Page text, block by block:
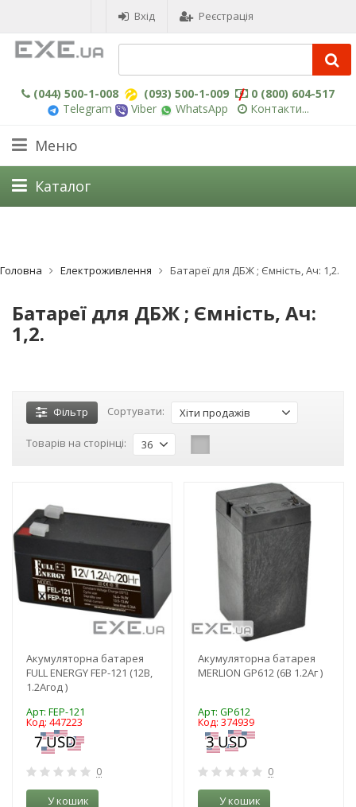
Вхід Реєстрація
(044) 500-1-008 (093) 500-1-009
0 (800) 604-517
Telegram
Viber WhatsApp Контакти...
Меню
Каталог
Головна Електроживлення Батареї для ДБЖ ; Ємність, Ач: 1,2.
Батареї для ДБЖ ; Ємність, Ач:
1,2.
Фільтр Сортувати: Хіти продажів
Товарів на сторінці: 36
Акумуляторна батарея
FULL ENERGY FEP-121 (12В,
1.2Агод )
Арт: FEP-121
Код: 447223
0
У кошик
Акумуляторна батарея
MERLION GP612 (6В 1.2Аг )
Арт: GP612
Код: 374939
0
У кошик